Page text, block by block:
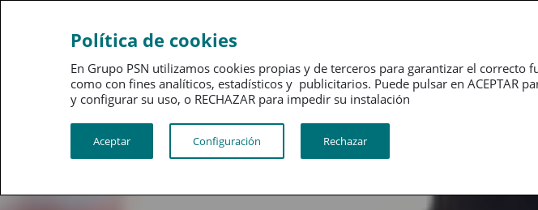
Ahorro
Política de cookies
En Grupo PSN utilizamos cookies propias y de terceros para garantizar el
como con fines analíticos, estadísticos y publicitarios. Puede pulsar en ACEPTAR
y configurar su uso, o RECHAZAR para impedir su instalación​​​​​​​
Aceptar Configuración Rechazar